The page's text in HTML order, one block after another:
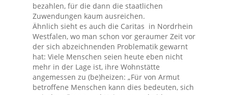
bezahlen, für die dann die staatlichen
Zuwendungen kaum ausreichen.
Ähnlich sieht es auch die Caritas in Nordrhein
Westfalen, wo man schon vor geraumer Zeit vor
der sich abzeichnenden Problematik gewarnt
hat: Viele Menschen seien heute eben nicht
mehr in der Lage ist, ihre Wohnstätte
angemessen zu (be)heizen: „Für von Armut
betroffene Menschen kann dies bedeuten, sich